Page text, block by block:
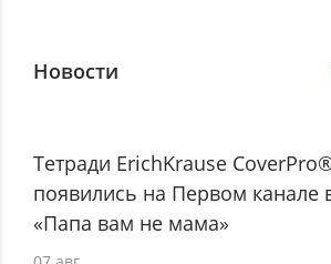
Новости
Тетради ErichKrause
появились на Первом канале
«Папа вам не мама»